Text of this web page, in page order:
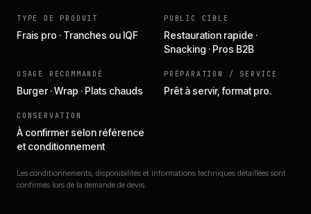
TYPE DE PRODUIT
Frais pro · Tranches ou IQF
PUBLIC CIBLE
Restauration rapide ·
Snacking · Pros B2B
USAGE RECOMMANDÉ
Burger · Wrap · Plats chauds
PRÉPARATION / SERVICE
Prêt à servir, format pro.
CONSERVATION
À confirmer selon référence
et conditionnement
Les conditionnements, disponibilités et informations techniques détaillées sont
confirmés lors de la demande de devis.